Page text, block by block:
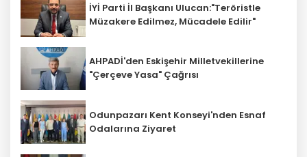
İYİ Parti İl Başkanı Ulucan:"Teröristle
Müzakere Edilmez, Mücadele Edilir"
AHPADİ'den Eskişehir Milletvekillerine
"Çerçeve Yasa" Çağrısı
Odunpazarı Kent Konseyi'nden Esnaf
Odalarına Ziyaret